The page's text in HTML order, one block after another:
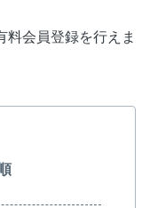
料会員登録を行えま